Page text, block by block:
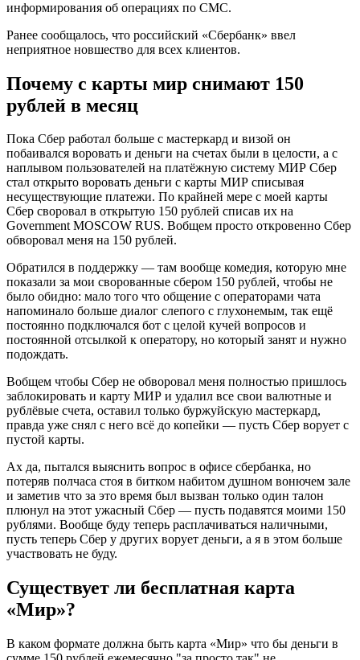
информирования об операциях по СМС.
Ранее сообщалось, что российский «Сбербанк» ввел
неприятное новшество для всех клиентов.
Почему с карты мир снимают 150
рублей в месяц
Пока Сбер работал больше с мастеркард и визой он
побаивался воровать и деньги на счетах были в целости, а с
наплывом пользователей на платёжную систему МИР Сбер
стал открыто воровать деньги с карты МИР списывая
несуществующие платежи. По крайней мере с моей карты
Сбер своровал в открытую 150 рублей списав их на
Government MOSCOW RUS. Вобщем просто откровенно Сбер
обворовал меня на 150 рублей.
Обратился в поддержку — там вообще комедия, которую мне
показали за мои сворованные сбером 150 рублей, чтобы не
было обидно: мало того что общение с операторами чата
напоминало больше диалог слепого с глухонемым, так ещё
постоянно подключался бот с целой кучей вопросов и
постоянной отсылкой к оператору, но который занят и нужно
подождать.
Вобщем чтобы Сбер не обворовал меня полностью пришлось
заблокировать и карту МИР и удалил все свои валютные и
рублёвые счета, оставил только буржуйскую мастеркард,
правда уже снял с него всё до копейки — пусть Сбер ворует с
пустой карты.
Ах да, пытался выяснить вопрос в офисе сбербанка, но
потеряв полчаса стоя в битком набитом душном вонючем зале
и заметив что за это время был вызван только один талон
плюнул на этот ужасный Сбер — пусть подавятся моими 150
рублями. Вообще буду теперь расплачиваться наличными,
пусть теперь Сбер у других ворует деньги, а я в этом больше
участвовать не буду.
Существует ли бесплатная карта
«Мир»?
В каком формате должна быть карта «Мир» что бы деньги в